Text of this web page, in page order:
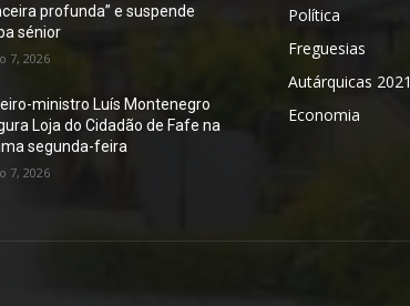
profunda” e suspende
sénior
7, 2026
ministro Luís Montenegro
Loja do Cidadão de Fafe na
segunda-feira
7, 2026
Política
Freguesias
Autárquicas 2021
Economia